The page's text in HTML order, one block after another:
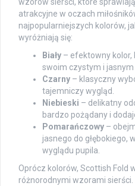
atrakcyjne w oczach
najpopularniejszych kolorów,
wyróżniają się:
Biały – efektowny kolor,
swoim czystym i jasnym
Czarny – klasyczny
tajemniczy wygląd.
Niebieski – delikatny
bardzo pożądany i
Pomarańczowy –
jasnego do głębokiego,
wyglądu pupila.
Oprócz kolorów, Scottish Fold
różnorodnymi wzorami